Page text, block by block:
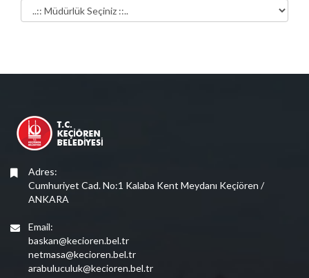
Adres:
Cumhuriyet Cad. No:1 Kalaba Kent Meydanı Keçiören /
ANKARA
Email:
baskan@kecioren.bel.tr
netmasa@kecioren.bel.tr
arabuluculuk@kecioren.bel.tr